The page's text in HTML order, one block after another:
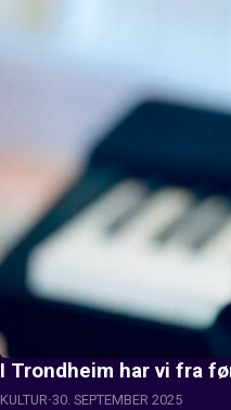
I Trondheim har vi fra
KULTUR 30. SEPTEMBER 2025